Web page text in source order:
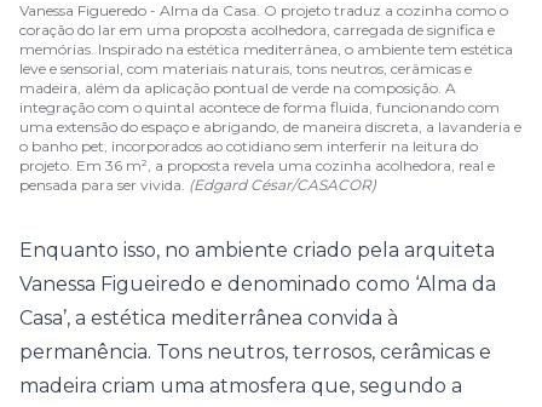
Vanessa Figueredo - Alma da Casa. O projeto traduz a cozinha como o
coração do lar em uma proposta acolhedora, carregada de significa e
memórias. Inspirado na estética mediterrânea, o ambiente tem estética
leve e sensorial, com materiais naturais, tons neutros, cerâmicas e
madeira, além da aplicação pontual de verde na composição. A
integração com o quintal acontece de forma fluida, funcionando com
uma extensão do espaço e abrigando, de maneira discreta, a lavanderia e
o banho pet, incorporados ao cotidiano sem interferir na leitura do
projeto. Em 36 m², a proposta revela uma cozinha acolhedora, real e
pensada para ser vivida. (Edgard César/CASACOR)
Enquanto isso, no ambiente criado pela arquiteta
Vanessa Figueiredo e denominado como ‘Alma da
Casa’, a estética mediterrânea convida à
permanência. Tons neutros, terrosos, cerâmicas e
madeira criam uma atmosfera que, segundo a